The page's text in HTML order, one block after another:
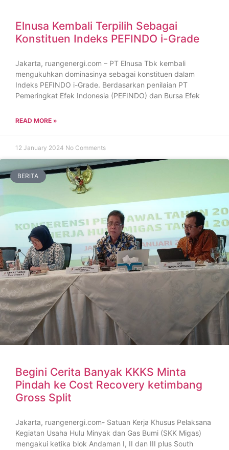
Elnusa Kembali Terpilih Sebagai
Konstituen Indeks PEFINDO i-Grade
Jakarta, ruangenergi.com – PT Elnusa Tbk kembali
mengukuhkan dominasinya sebagai konstituen dalam
Indeks PEFINDO i-Grade. Berdasarkan penilaian PT
Pemeringkat Efek Indonesia (PEFINDO) dan Bursa Efek
READ MORE »
12 January 2024 No Comments
BERITA
Begini Cerita Banyak KKKS Minta
Pindah ke Cost Recovery ketimbang
Gross Split
Jakarta, ruangenergi.com- Satuan Kerja Khusus Pelaksana
Kegiatan Usaha Hulu Minyak dan Gas Bumi (SKK Migas)
mengakui ketika blok Andaman I, II dan III plus South